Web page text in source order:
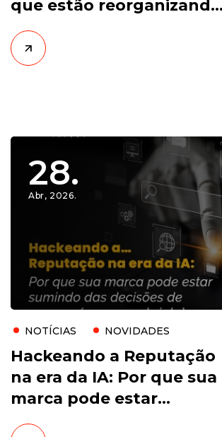
que estão reorganizando
o varejo alimentar
28.
Abr, 2026.
NOTÍCIAS NOVIDADES
Hackeando a Reputação
na era da IA: Por que sua
marca pode estar
sumindo das decisões de